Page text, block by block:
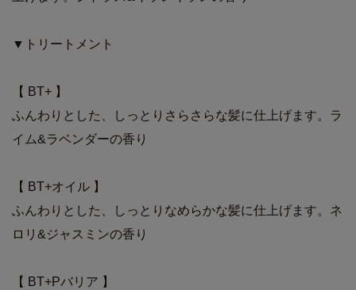
▼トリートメント
【 BT+ 】
ふんわりとした、しっとりさらさらな髪に仕上げます。ラ
イム&ラベンダーの香り
【 BT+オイル 】
ふんわりとした、しっとりなめらかな髪に仕上げます。ネ
ロリ&ジャスミンの香り
【 BT+Pバリア 】